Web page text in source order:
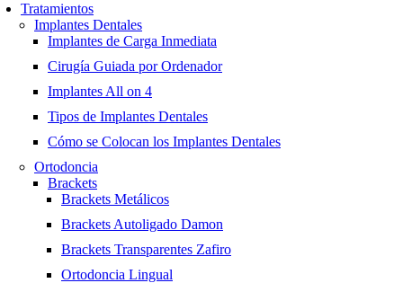
Tratamientos
Implantes Dentales
Implantes de Carga Inmediata
Cirugía Guiada por Ordenador
Implantes All on 4
Tipos de Implantes Dentales
Cómo se Colocan los Implantes Dentales
Ortodoncia
Brackets
Brackets Metálicos
Brackets Autoligado Damon
Brackets Transparentes Zafiro
Ortodoncia Lingual